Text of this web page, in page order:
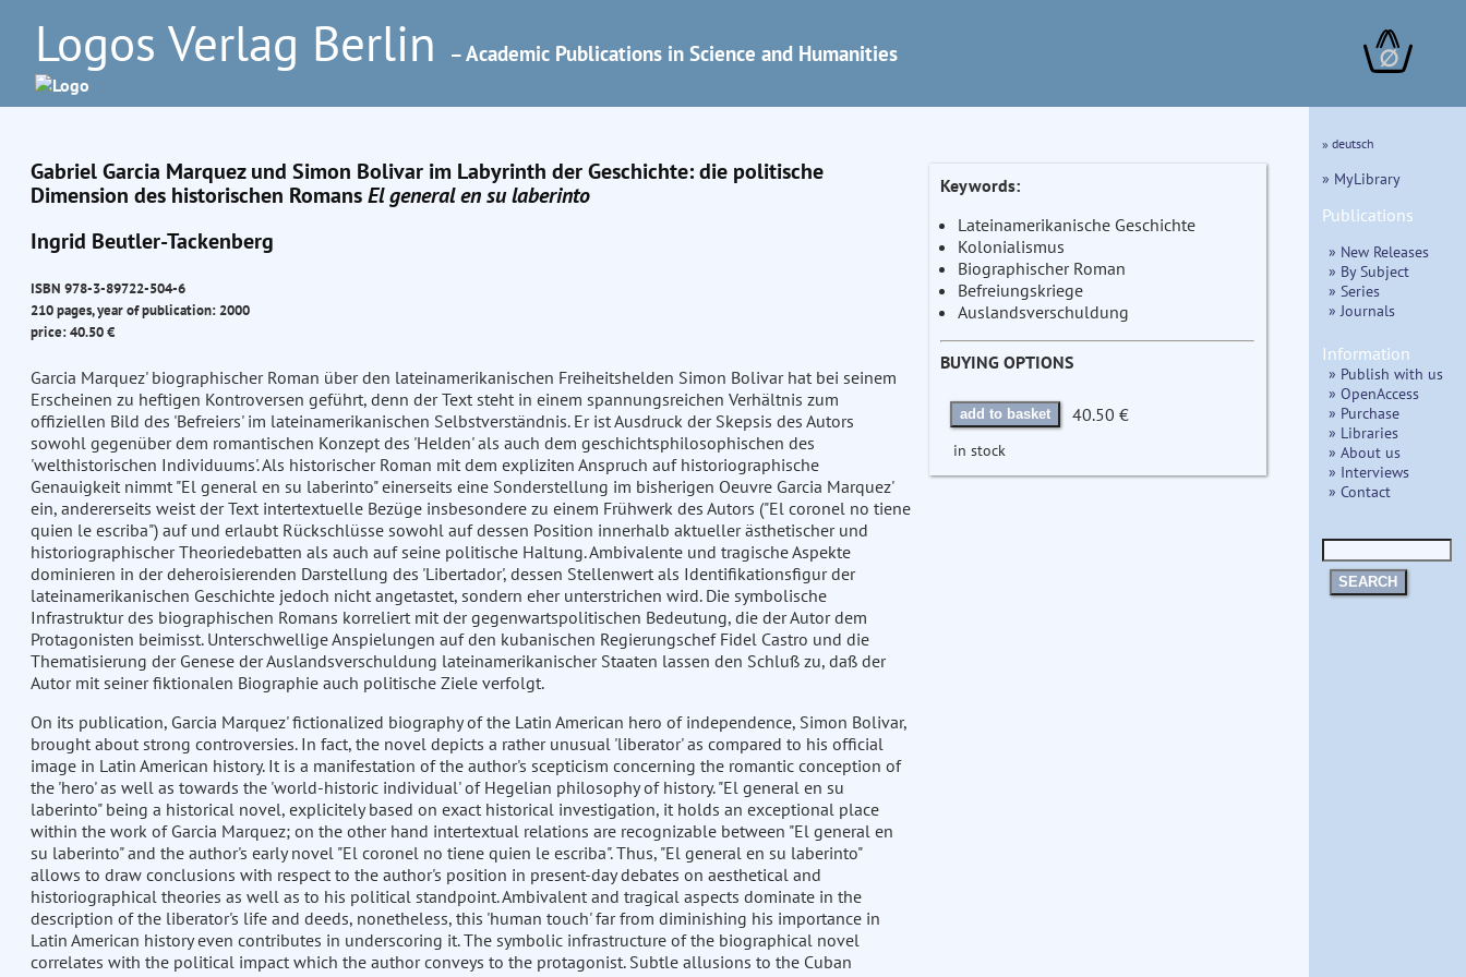
Logos Verlag Berlin – Academic Publications in Science and Humanities ∅
Gabriel Garcia Marquez und Simon Bolivar im Labyrinth der Geschichte: die politische
Dimension des historischen RomansEl general en su laberinto
Ingrid Beutler-Tackenberg
ISBN 978-3-89722-504-6
210 pages, year of publication: 2000
price: 40.50 €
Garcia Marquez' biographischer Roman über den lateinamerikanischen Freiheitshelden Simon Bolivar hat bei seinem
Erscheinen zu heftigen Kontroversen geführt, denn der Text steht in einem spannungsreichen Verhältnis zum
offiziellen Bild des 'Befreiers' im lateinamerikanischen Selbstverständnis. Er ist Ausdruck der Skepsis des Autors
sowohl gegenüber dem romantischen Konzept des 'Helden' als auch dem geschichtsphilosophischen des
'welthistorischen Individuums'. Als historischer Roman mit dem expliziten Anspruch auf historiographische
Genauigkeit nimmt "El general en su laberinto" einerseits eine Sonderstellung im bisherigen Oeuvre Garcia Marquez'
ein, andererseits weist der Text intertextuelle Bezüge insbesondere zu einem Frühwerk des Autors ("El coronel no tiene
quien le escriba") auf und erlaubt Rückschlüsse sowohl auf dessen Position innerhalb aktueller ästhetischer und
historiographischer Theoriedebatten als auch auf seine politische Haltung. Ambivalente und tragische Aspekte
dominieren in der deheroisierenden Darstellung des 'Libertador', dessen Stellenwert als Identifikationsfigur der
lateinamerikanischen Geschichte jedoch nicht angetastet, sondern eher unterstrichen wird. Die symbolische
Infrastruktur des biographischen Romans korreliert mit der gegenwartspolitischen Bedeutung, die der Autor dem
Protagonisten beimisst. Unterschwellige Anspielungen auf den kubanischen Regierungschef Fidel Castro und die
Thematisierung der Genese der Auslandsverschuldung lateinamerikanischer Staaten lassen den Schluß zu, daß der
Autor mit seiner fiktionalen Biographie auch politische Ziele verfolgt.
On its publication, Garcia Marquez' fictionalized biography of the Latin American hero of independence, Simon Bolivar,
brought about strong controversies. In fact, the novel depicts a rather unusual 'liberator' as compared to his official
image in Latin American history. It is a manifestation of the author's scepticism concerning the romantic conception of
the 'hero' as well as towards the 'world-historic individual' of Hegelian philosophy of history. "El general en su
laberinto" being a historical novel, explicitely based on exact historical investigation, it holds an exceptional place
within the work of Garcia Marquez; on the other hand intertextual relations are recognizable between "El general en
su laberinto" and the author's early novel "El coronel no tiene quien le escriba". Thus, "El general en su laberinto"
allows to draw conclusions with respect to the author's position in present-day debates on aesthetical and
historiographical theories as well as to his political standpoint. Ambivalent and tragical aspects dominate in the
description of the liberator's life and deeds, nonetheless, this 'human touch' far from diminishing his importance in
Latin American history even contributes in underscoring it. The symbolic infrastructure of the biographical novel
correlates with the political impact which the author conveys to the protagonist. Subtle allusions to the Cuban
Keywords:
Lateinamerikanische Geschichte
Kolonialismus
Biographischer Roman
Befreiungskriege
Auslandsverschuldung
BUYING OPTIONS
add to basket 40.50 €
in stock
» deutsch
» MyLibrary
Publications
» New Releases
» By Subject
» Series
» Journals
Information
» Publish with us
» OpenAccess
» Purchase
» Libraries
» About us
» Interviews
» Contact
SEARCH